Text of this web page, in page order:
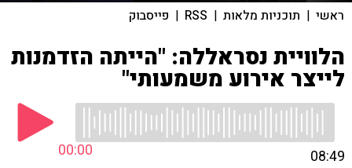
ראשי | תוכניות מלאות |
RSS
| פייסבוק
הלוויית נסראללה: "הייתה הזדמנות
לייצר אירוע משמעותי"
00:00 08:49